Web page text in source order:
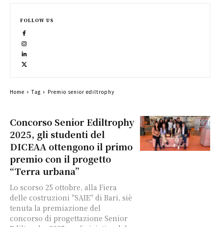
Concorso Senior Ediltrophy
2025, gli studenti del
DICEAA ottengono il primo
premio con il progetto
“Terra urbana”
Lo scorso 25 ottobre, alla Fiera
delle costruzioni "SAIE" di Bari, siè
tenuta la premiazione del
concorso di progettazione Senior
FOLLOW US
Home Tag Premio senior ediltrophy